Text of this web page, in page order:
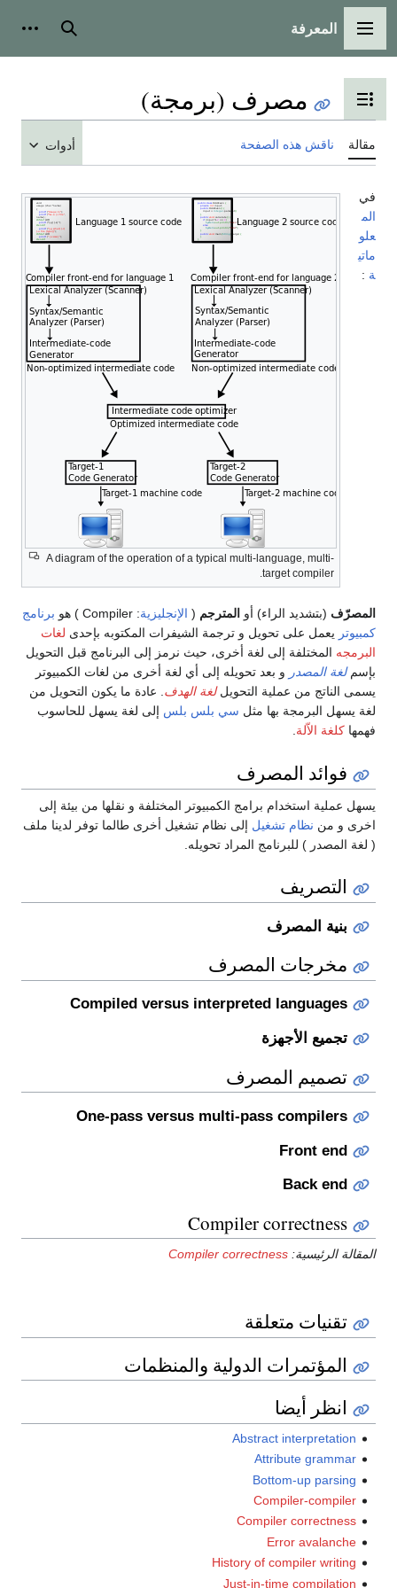
القائمة الرئيسية
المعرفة بحث
تبديل عرض جدول المحتويات
مصرف (برمجة)
مقالة ناقش هذه الصفحة أدوات
A diagram of the operation of a typical multi-language, multi-
target compiler.
في
الم
علو
ماتي
ة :
المصرّف (بتشديد الراء) أو المترجم ( الإنجليزية: Compiler ) هو
برنامج
كمبيوتر يعمل على تحويل و ترجمة الشيفرات المكتوبه بإحدى لغات
البرمجه المختلفة إلى لغة أخرى، حيث نرمز إلى البرنامج قبل التحويل
بإسملغة المصدر و بعد تحويله إلى أي لغة أخرى من لغات الكمبيوتر
يسمى الناتج من عملية التحويللغة الهدف. عادة ما يكون التحويل من
لغة يسهل البرمجة بها مثل سي بلس بلس إلى لغة يسهل للحاسوب
فهمها كلغة الاّلة.
فوائد المصرف
يسهل عملية استخدام برامج الكمبيوتر المختلفة و نقلها من بيئة إلى
اخرى و من نظام تشغيل إلى نظام تشغيل أخرى طالما توفر لدينا ملف
( لغة المصدر ) للبرنامج المراد تحويله.
التصريف
بنية المصرف
مخرجات المصرف
Compiled versus interpreted languages
تجميع الأجهزة
تصميم المصرف
One-pass versus multi-pass compilers
Front end
Back end
Compiler correctness
المقالة الرئيسية: Compiler correctness
تقنيات متعلقة
المؤتمرات الدولية والمنظمات
انظر أيضا
Abstract interpretation
Attribute grammar
Bottom-up parsing
Compiler-compiler
Compiler correctness
Error avalanche
History of compiler writing
Just-in-time compilation